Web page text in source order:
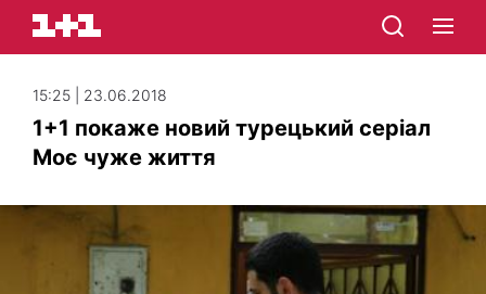
15:25 | 23.06.2018
1+1 покаже новий турецький серіал
Моє чуже життя